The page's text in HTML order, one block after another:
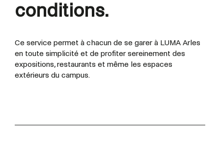
conditions.
Ce service permet à chacun de se garer à LUMA Arles
en toute simplicité et de profiter sereinement des
expositions, restaurants et même les espaces
extérieurs du campus.